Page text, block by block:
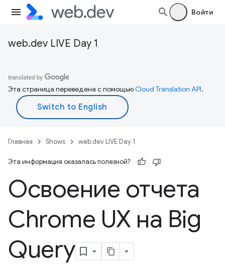
Войти
web.dev LIVE Day 1
Эта страница переведена с помощьюCloud Translation API.
Главная Shows web.dev LIVE Day 1
Эта информация оказалась полезной?
Освоение отчета
Chrome UX на Big
Query